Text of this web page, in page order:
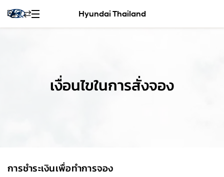
Hyundai Thailand
เงื่อนไขในการสั่งจอง
การชำระเงินเพื่อทำการจอง